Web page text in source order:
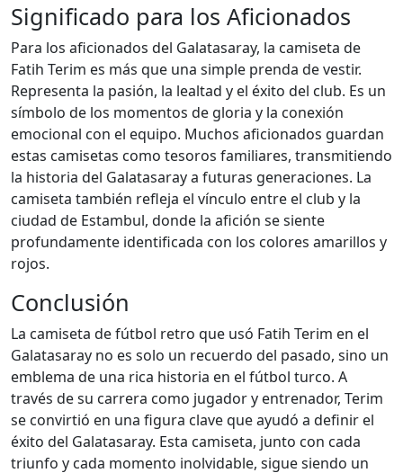
Significado para los Aficionados
Para los aficionados del Galatasaray, la camiseta de
Fatih Terim es más que una simple prenda de vestir.
Representa la pasión, la lealtad y el éxito del club. Es un
símbolo de los momentos de gloria y la conexión
emocional con el equipo. Muchos aficionados guardan
estas camisetas como tesoros familiares, transmitiendo
la historia del Galatasaray a futuras generaciones. La
camiseta también refleja el vínculo entre el club y la
ciudad de Estambul, donde la afición se siente
profundamente identificada con los colores amarillos y
rojos.
Conclusión
La camiseta de fútbol retro que usó Fatih Terim en el
Galatasaray no es solo un recuerdo del pasado, sino un
emblema de una rica historia en el fútbol turco. A
través de su carrera como jugador y entrenador, Terim
se convirtió en una figura clave que ayudó a definir el
éxito del Galatasaray. Esta camiseta, junto con cada
triunfo y cada momento inolvidable, sigue siendo un